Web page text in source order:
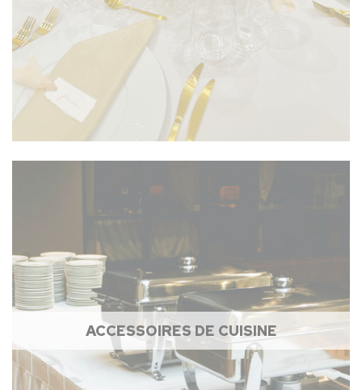
ACCESSOIRES DE CUISINE